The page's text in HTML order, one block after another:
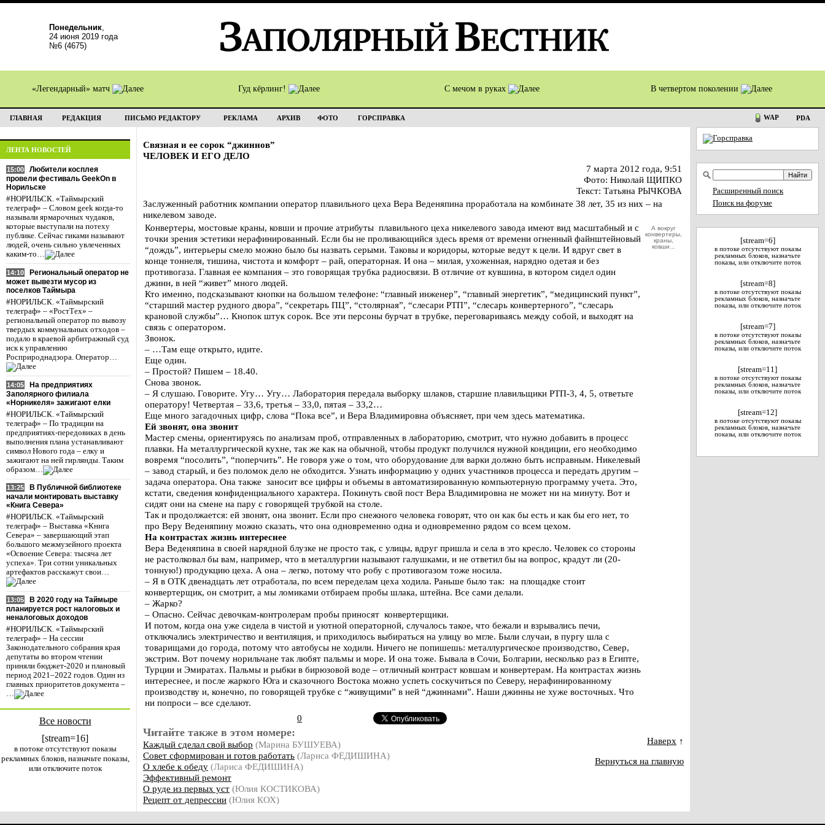
Понедельник,
24 июня 2019 года
№6 (4675)
«Легендарный» матч Гуд кёрлинг! С мечом в руках В четвертом поколении
ГЛАВНАЯ РЕДАКЦИЯ ПИСЬМО РЕДАКТОРУ РЕКЛАМА АРХИВ ФОТО ГОРСПРАВКА WAP PDA
ЛЕНТА НОВОСТЕЙ
15:00
Любители косплея
провели фестиваль GeekOn в
Норильске
#НОРИЛЬСК. «Таймырский
телеграф» – Словом geek когда-то
называли ярмарочных чудаков,
которые выступали на потеху
публике. Сейчас гиками называют
людей, очень сильно увлеченных
каким-то…
14:10
Региональный оператор не
может вывезти мусор из
поселков Таймыра
#НОРИЛЬСК. «Таймырский
телеграф» – «РостТех» –
региональный оператор по вывозу
твердых коммунальных отходов –
подало в краевой арбитражный суд
иск к управлению
Росприроднадзора. Оператор…
14:05
На предприятиях
Заполярного филиала
«Норникеля» зажигают елки
#НОРИЛЬСК. «Таймырский
телеграф» – По традиции на
предприятиях-передовиках в день
выполнения плана устанавливают
символ Нового года – елку и
зажигают на ней гирлянды. Таким
образом…
13:25
В Публичной библиотеке
начали монтировать выставку
«Книга Севера»
#НОРИЛЬСК. «Таймырский
телеграф» – Выставка «Книга
Севера» – завершающий этап
большого межмузейного проекта
«Освоение Севера: тысяча лет
успеха». Три сотни уникальных
артефактов расскажут свои…
13:05
В 2020 году на Таймыре
планируется рост налоговых и
неналоговых доходов
#НОРИЛЬСК. «Таймырский
телеграф» – На сессии
Законодательного собрания края
депутаты во втором чтении
приняли бюджет-2020 и плановый
период 2021–2022 годов. Один из
главных приоритетов документа –
…
Все новости
[stream=16]
в потоке отсутствуют показы
рекламных блоков, назначьте показы,
или отключите поток
Связная и ее сорок “джиннов”
ЧЕЛОВЕК И ЕГО ДЕЛО
7 марта 2012 года, 9:51
Фото: Николай ЩИПКО
Текст: Татьяна РЫЧКОВА
Заслуженный работник компании оператор плавильного цеха Вера Веденяпина проработала на комбинате 38 лет, 35 из них – на
никелевом заводе.
Конвертеры, мостовые краны, ковши и прочие атрибуты плавильного цеха никелевого завода имеют вид масштабный и с
точки зрения эстетики нерафинированный. Если бы не проливающийся здесь время от времени огненный файнштейновый
“дождь”, интерьеры смело можно было бы назвать серыми. Таковы и коридоры, которые ведут к цели. И вдруг свет в
конце тоннеля, тишина, чистота и комфорт – рай, операторная. И она – милая, ухоженная, нарядно одетая и без
противогаза. Главная ее компания – это говорящая трубка радиосвязи. В отличие от кувшина, в котором сидел один
джинн, в ней “живет” много людей.
Кто именно, подсказывают кнопки на большом телефоне: “главный инженер”, “главный энергетик”, “медицинский пункт”,
“старший мастер рудного двора”, “секретарь ПЦ”, “столярная”, “слесари РТП”, “слесарь конвертерного”, “слесарь
крановой службы”… Кнопок штук сорок. Все эти персоны бурчат в трубке, переговариваясь между собой, и выходят на
связь с оператором.
Звонок.
– …Там еще открыто, идите.
Еще один.
– Простой? Пишем – 18.40.
Снова звонок.
– Я слушаю. Говорите. Угу… Угу… Лаборатория передала выборку шлаков, старшие плавильщики РТП-3, 4, 5, ответьте
оператору! Четвертая – 33,6, третья – 33,0, пятая – 33,2…
Еще много загадочных цифр, слова “Пока все”, и Вера Владимировна объясняет, при чем здесь математика.
Ей звонят, она звонит
Мастер смены, ориентируясь по анализам проб, отправленных в лабораторию, смотрит, что нужно добавить в процесс
плавки. На металлургической кухне, так же как на обычной, чтобы продукт получился нужной кондиции, его необходимо
вовремя “посолить”, “поперчить”. Не говоря уже о том, что оборудование для варки должно быть исправным. Никелевый
– завод старый, и без поломок дело не обходится. Узнать информацию у одних участников процесса и передать другим –
задача оператора. Она также заносит все цифры и объемы в автоматизированную компьютерную программу учета. Это,
кстати, сведения конфиденциального характера. Покинуть свой пост Вера Владимировна не может ни на минуту. Вот и
сидят они на смене на пару с говорящей трубкой на столе.
Так и продолжается: ей звонят, она звонит. Если про снежного человека говорят, что он как бы есть и как бы его нет, то
про Веру Веденяпину можно сказать, что она одновременно одна и одновременно рядом со всем цехом.
На контрастах жизнь интереснее
Вера Веденяпина в своей нарядной блузке не просто так, с улицы, вдруг пришла и села в это кресло. Человек со стороны
не растолковал бы вам, например, что в металлургии называют галушками, и не ответил бы на вопрос, крадут ли (20-
тонную!) продукцию цеха. А она – легко, потому что робу с противогазом тоже носила.
– Я в ОТК двенадцать лет отработала, по всем переделам цеха ходила. Раньше было так: на площадке стоит
конвертерщик, он смотрит, а мы ломиками отбираем пробы шлака, штейна. Все сами делали.
– Жарко?
– Опасно. Сейчас девочкам-контролерам пробы приносят конвертерщики.
И потом, когда она уже сидела в чистой и уютной операторной, случалось такое, что бежали и взрывались печи,
отключались электричество и вентиляция, и приходилось выбираться на улицу во мгле. Были случаи, в пургу шла с
товарищами до города, потому что автобусы не ходили. Ничего не попишешь: металлургическое производство, Север,
экстрим. Вот почему норильчане так любят пальмы и море. И она тоже. Бывала в Сочи, Болгарии, несколько раз в Египте,
Турции и Эмиратах. Пальмы и рыбки в бирюзовой воде – отличный контраст ковшам и конвертерам. На контрастах жизнь
интереснее, и после жаркого Юга и сказочного Востока можно успеть соскучиться по Северу, нерафинированному
производству и, конечно, по говорящей трубке с “живущими” в ней “джиннами”. Наши джинны не хуже восточных. Что
ни попроси – все сделают.
А вокруг
конвертеры,
краны,
ковши...
0
Читайте также в этом номере:
Каждый сделал свой выбор (Марина БУШУЕВА)
Совет сформирован и готов работать (Лариса ФЕДИШИНА)
О хлебе к обеду (Лариса ФЕДИШИНА)
Эффективный ремонт
О руде из первых уст (Юлия КОСТИКОВА)
Рецепт от депрессии (Юлия КОХ)
Наверх ↑
Вернуться на главную
Расширенный поиск
Поиск на форуме
[stream=6]
в потоке отсутствуют показы
рекламных блоков, назначьте
показы, или отключите поток
[stream=8]
в потоке отсутствуют показы
рекламных блоков, назначьте
показы, или отключите поток
[stream=7]
в потоке отсутствуют показы
рекламных блоков, назначьте
показы, или отключите поток
[stream=11]
в потоке отсутствуют показы
рекламных блоков, назначьте
показы, или отключите поток
[stream=12]
в потоке отсутствуют показы
рекламных блоков, назначьте
показы, или отключите поток